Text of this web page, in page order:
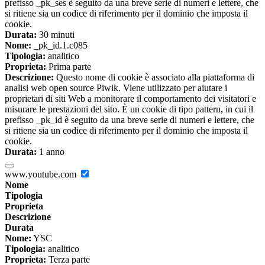
prefisso _pk_ses è seguito da una breve serie di numeri e lettere, che
si ritiene sia un codice di riferimento per il dominio che imposta il
cookie.
Durata: 30 minuti
Nome: _pk_id.1.c085
Tipologia: analitico
Proprieta: Prima parte
Descrizione: Questo nome di cookie è associato alla piattaforma di
analisi web open source Piwik. Viene utilizzato per aiutare i
proprietari di siti Web a monitorare il comportamento dei visitatori e
misurare le prestazioni del sito. È un cookie di tipo pattern, in cui il
prefisso _pk_id è seguito da una breve serie di numeri e lettere, che
si ritiene sia un codice di riferimento per il dominio che imposta il
cookie.
Durata: 1 anno
www.youtube.com
Nome
Tipologia
Proprieta
Descrizione
Durata
Nome: YSC
Tipologia: analitico
Proprieta: Terza parte